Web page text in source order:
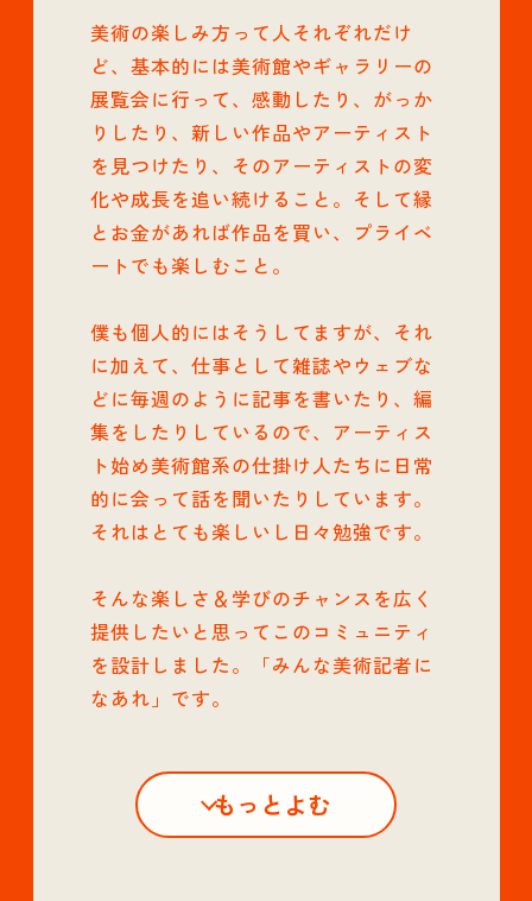
美術の楽しみ方って人それぞれだけ
ど、基本的には美術館やギャラリーの
展覧会に行って、感動したり、がっか
りしたり、新しい作品やアーティスト
を見つけたり、そのアーティストの変
化や成長を追い続けること。そして縁
とお金があれば作品を買い、プライベ
ートでも楽しむこと。
僕も個人的にはそうしてますが、それ
に加えて、仕事として雑誌やウェブな
どに毎週のように記事を書いたり、編
集をしたりしているので、アーティス
ト始め美術館系の仕掛け人たちに日常
的に会って話を聞いたりしています。
それはとても楽しいし日々勉強です。
そんな楽しさ＆学びのチャンスを広く
提供したいと思ってこのコミュニティ
を設計しました。「みんな美術記者に
なあれ」です。
もっとよむ